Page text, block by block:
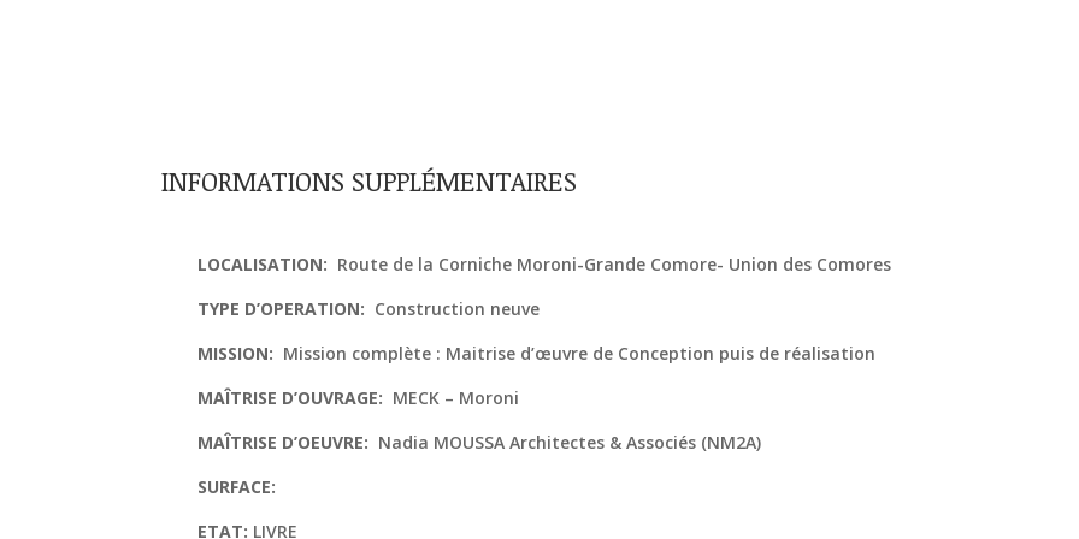
INFORMATIONS SUPPLÉMENTAIRES
LOCALISATION: Route de la Corniche Moroni-Grande Comore- Union des Comores
TYPE D’OPERATION: Construction neuve
MISSION: Mission complète : Maitrise d’œuvre de Conception puis de réalisation
MAÎTRISE D’OUVRAGE: MECK – Moroni
MAÎTRISE D’OEUVRE: Nadia MOUSSA Architectes & Associés (NM2A)
SURFACE:
ETAT: LIVRE